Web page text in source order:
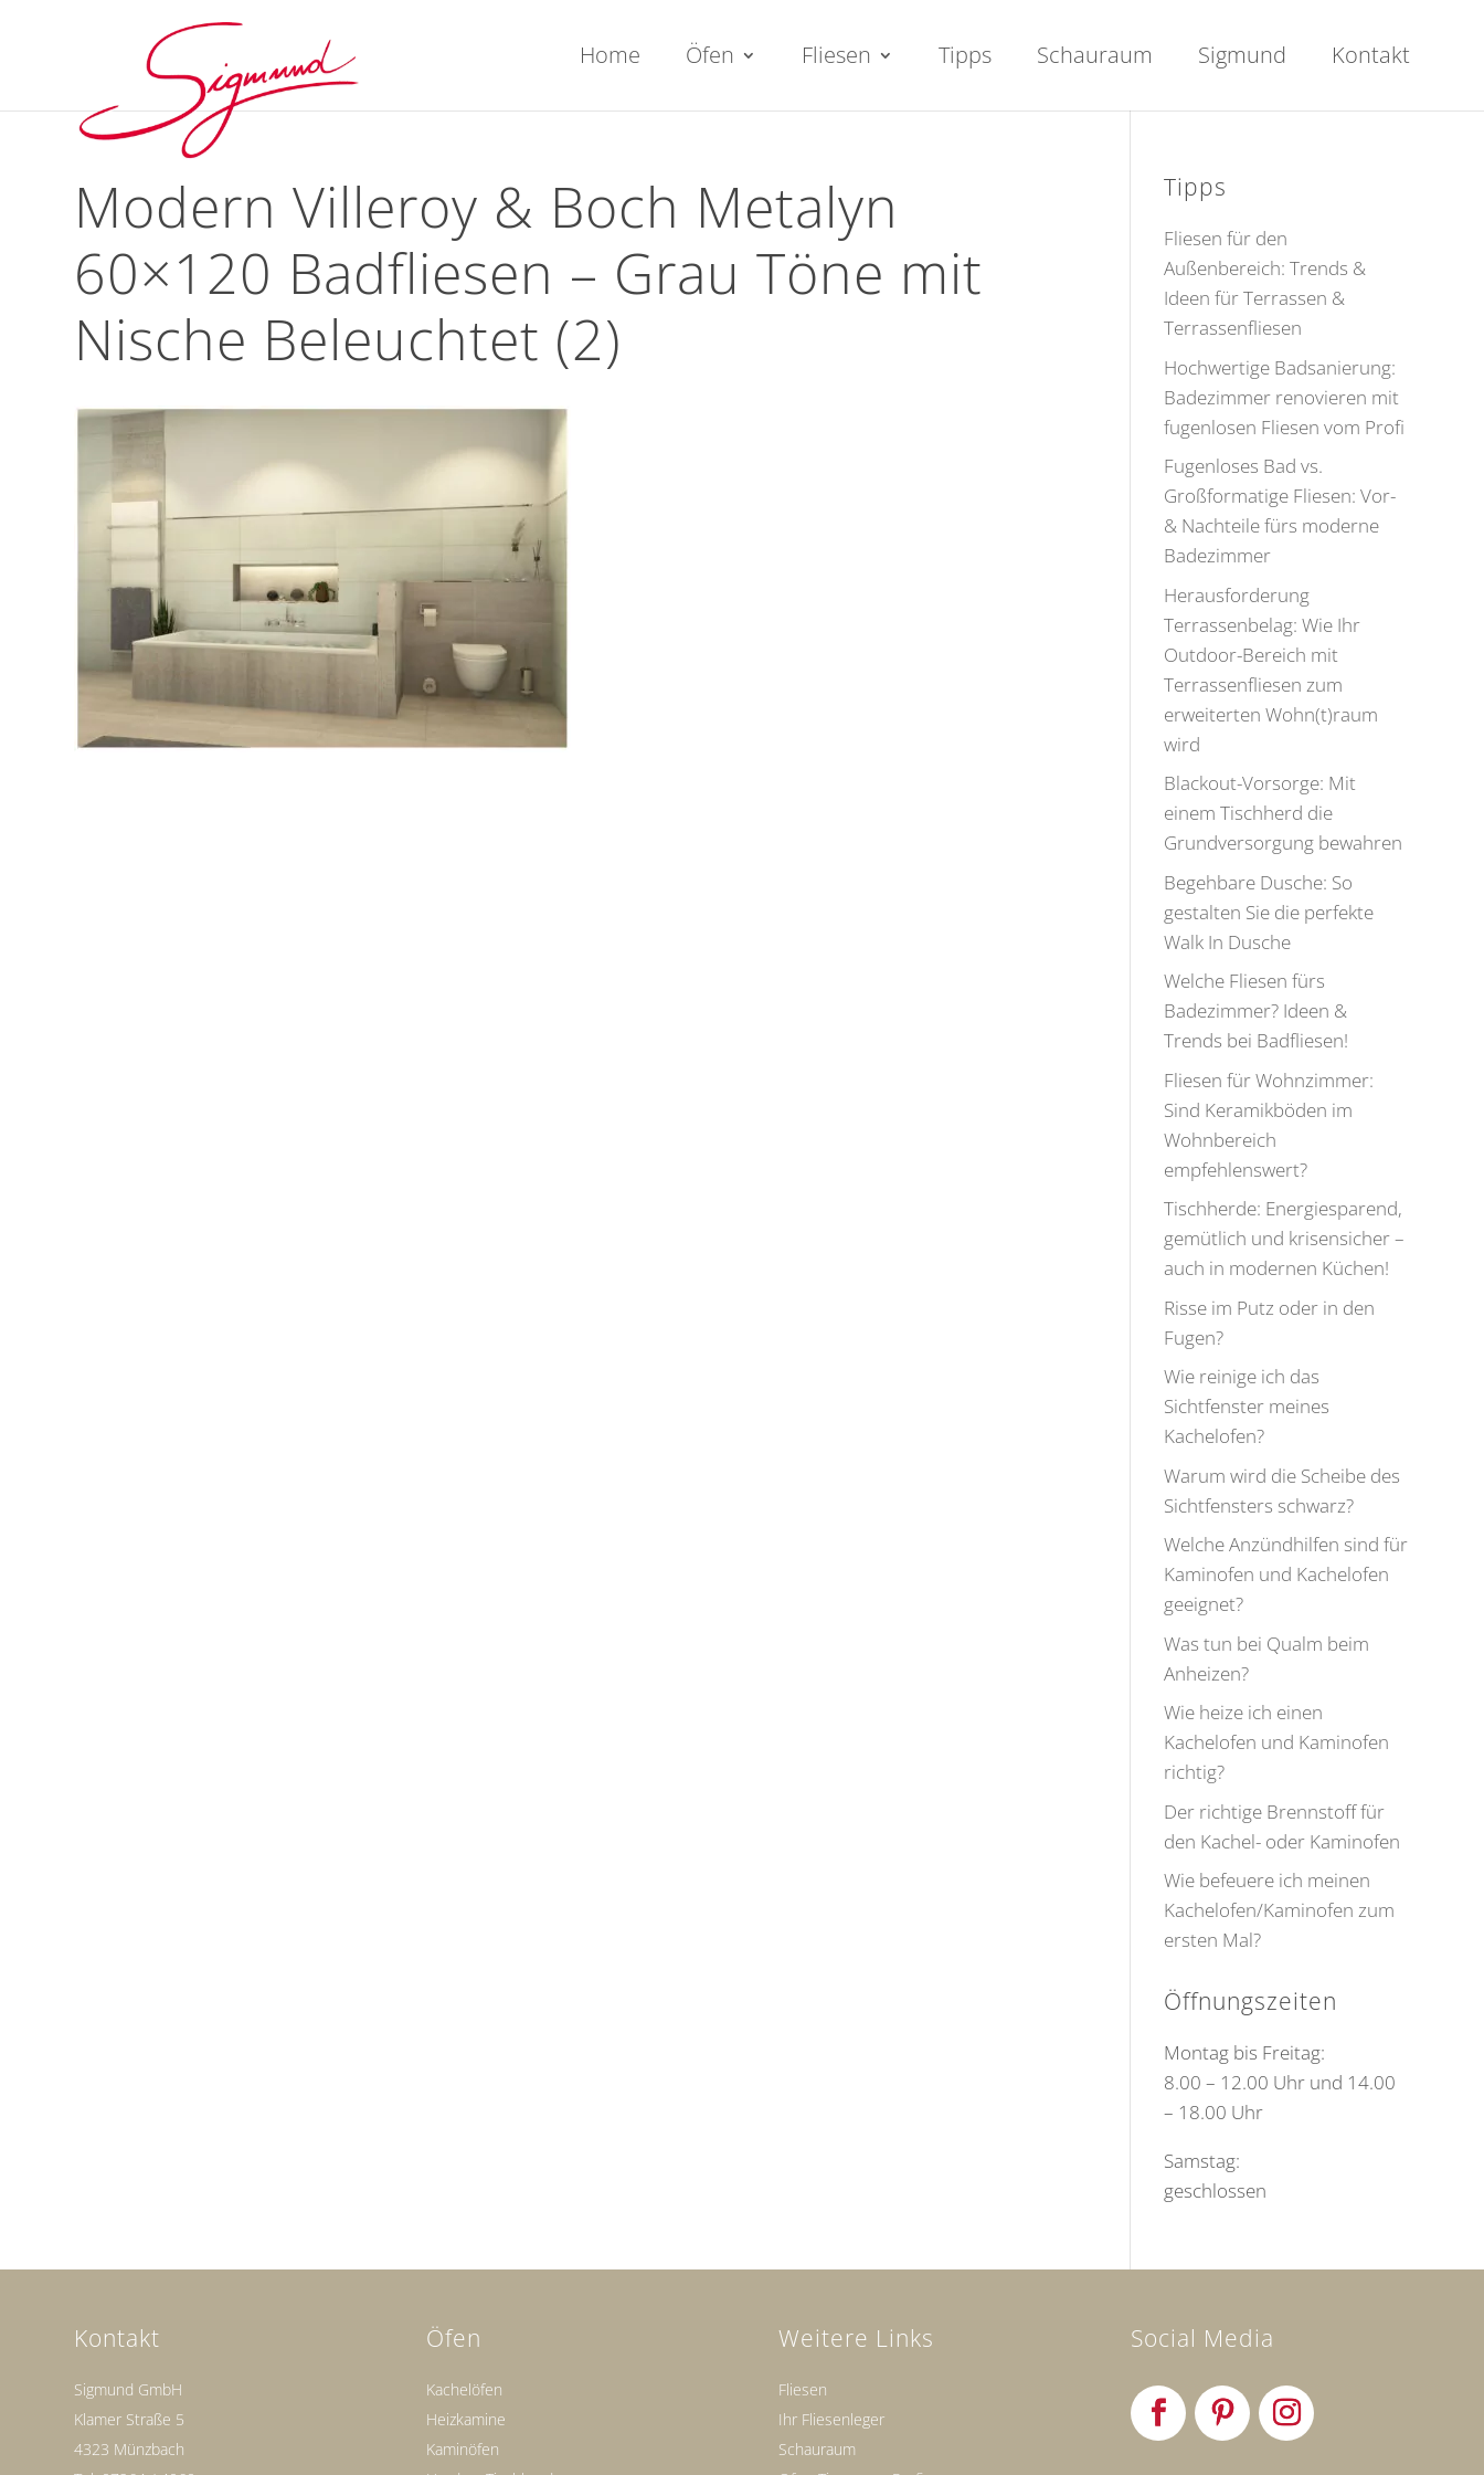
Home Öfen Fliesen Tipps Schauraum Sigmund Kontakt
Modern Villeroy & Boch Metalyn
60×120 Badfliesen – Grau Töne mit
Nische Beleuchtet (2)
Tipps
Fliesen für den
Außenbereich: Trends &
Ideen für Terrassen &
Terrassenfliesen
Hochwertige Badsanierung:
Badezimmer renovieren mit
fugenlosen Fliesen vom Profi
Fugenloses Bad vs.
Großformatige Fliesen: Vor-
& Nachteile fürs moderne
Badezimmer
Herausforderung
Terrassenbelag: Wie Ihr
Outdoor-Bereich mit
Terrassenfliesen zum
erweiterten Wohn(t)raum
wird
Blackout-Vorsorge: Mit
einem Tischherd die
Grundversorgung bewahren
Begehbare Dusche: So
gestalten Sie die perfekte
Walk In Dusche
Welche Fliesen fürs
Badezimmer? Ideen &
Trends bei Badfliesen!
Fliesen für Wohnzimmer:
Sind Keramikböden im
Wohnbereich
empfehlenswert?
Tischherde: Energiesparend,
gemütlich und krisensicher –
auch in modernen Küchen!
Risse im Putz oder in den
Fugen?
Wie reinige ich das
Sichtfenster meines
Kachelofen?
Warum wird die Scheibe des
Sichtfensters schwarz?
Welche Anzündhilfen sind für
Kaminofen und Kachelofen
geeignet?
Was tun bei Qualm beim
Anheizen?
Wie heize ich einen
Kachelofen und Kaminofen
richtig?
Der richtige Brennstoff für
den Kachel- oder Kaminofen
Wie befeuere ich meinen
Kachelofen/Kaminofen zum
ersten Mal?
Öffnungszeiten
Montag bis Freitag:
8.00 – 12.00 Uhr und 14.00
– 18.00 Uhr
Samstag:
geschlossen
Kontakt
Sigmund GmbH
Klamer Straße 5
4323 Münzbach
Öfen
Kachelöfen
Heizkamine
Kaminöfen
Weitere Links
Fliesen
Ihr Fliesenleger
Schauraum
Social Media